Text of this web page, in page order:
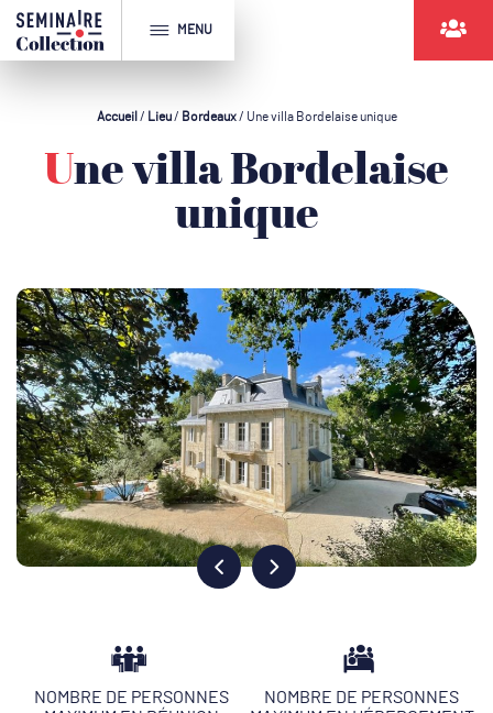
MENU
Accueil / Lieu/ Bordeaux/ Une villa Bordelaise unique
Une villa Bordelaise
unique
NOMBRE DE PERSONNES
NOMBRE DE PERSONNES